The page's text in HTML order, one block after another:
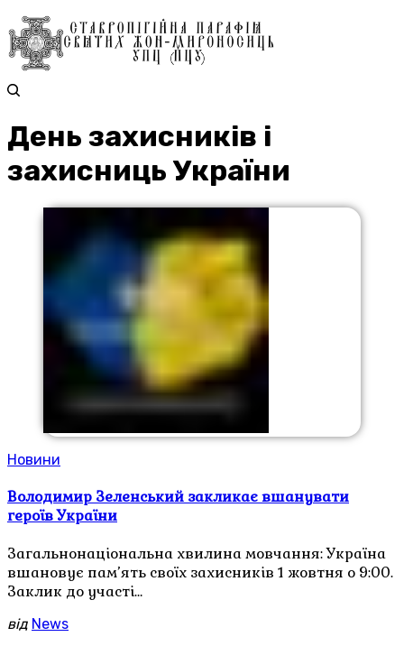
День захисників і
захисниць України
Новини
Володимир Зеленський закликає вшанувати
героїв України
Загальнонаціональна хвилина мовчання: Україна
вшановує пам’ять своїх захисників 1 жовтня о 9:00.
Заклик до участі…
від News